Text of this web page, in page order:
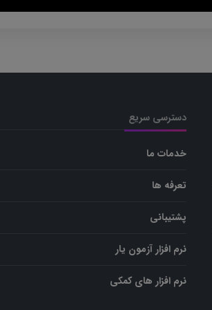
دسترسی سریع
خدمات ما
تعرفه ها
پشتیبانی
نرم افزار آزمون یار
نرم افزار های کمکی